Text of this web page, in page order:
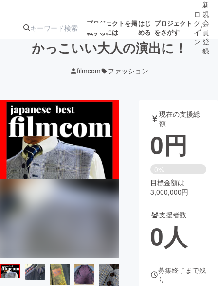
プロジェクトを掲
載するには
はじ
める
プロジェクト
をさがす
アート・写真
テクノロジー・ガジェット ゲーム・サ
映像・映画 書籍・雑誌
チャレンジ
CAMPFIRE for Social Good CAMPFIRE Creation
CAMPFIREふるさと納税machi-ya コミュニティ
ロ
グ
イ
ン
/
新
規
会
員
登
録
かっこいい大人の演出に！
filmcom ファッション
現在の支援総
額
0円
0%
目標金額は
3,000,000円
支援者数
0人
募集終了まで残
り